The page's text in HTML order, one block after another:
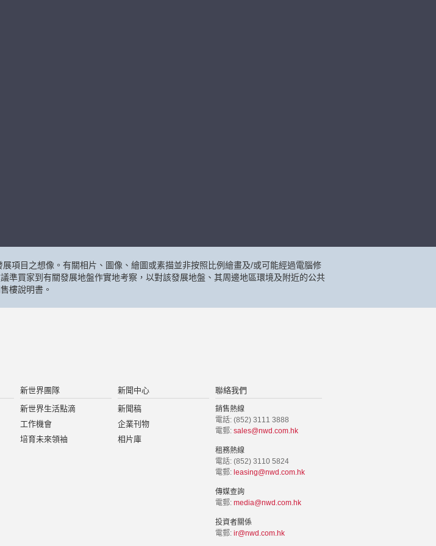
項目之想像。有關相片、圖像、繪圖或素描並非按照比例繪畫及/或可能經過電腦修
準買家到有關發展地盤作實地考察，以對該發展地盤、其周邊地區環境及附近的公共
樓說明書。
新世界團隊
新世界生活點滴
工作機會
培育未來領袖
新聞中心
新聞稿
企業刊物
相片庫
聯絡我們
銷售熱線
電話: (852) 3111 3888
電郵: sales@nwd.com.hk
租務熱線
電話: (852) 3110 5824
電郵: leasing@nwd.com.hk
傳媒查詢
電郵: media@nwd.com.hk
投資者關係
電郵: ir@nwd.com.hk